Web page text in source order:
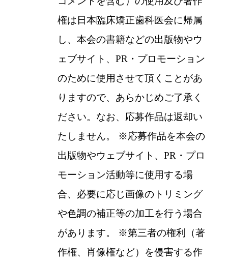
権は日本臨床矯正歯科医会に帰属
し、本会の書籍などの出版物やウ
ェブサイト、PR・プロモーション
のために使用させて頂くことがあ
りますので、あらかじめご了承く
ださい。なお、応募作品は返却い
たしません。
※応募作品を本会の
出版物やウェブサイト、PR・プロ
モーション活動等に使用する場
合、必要に応じ画像のトリミング
や色調の補正等の加工を行う場合
があります。
※第三者の権利（著
作権、肖像権など）を侵害する作